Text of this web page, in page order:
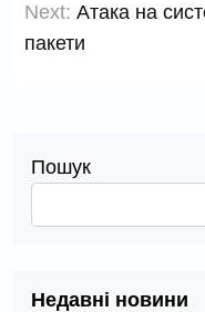
Next: Атака на
пакети
Пошук
Недавні новини